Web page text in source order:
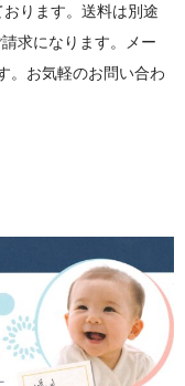
ります。送料は別途
求になります。メー
。お気軽のお問い合わ